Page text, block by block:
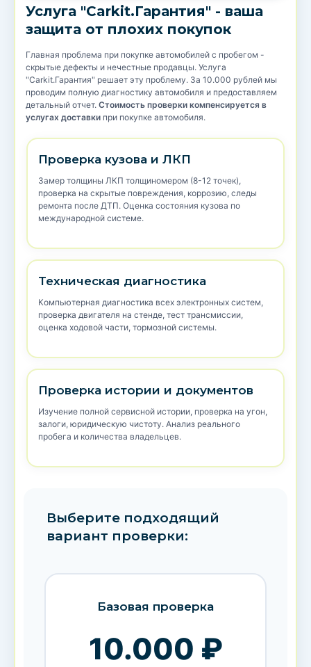
Услуга "Carkit.Гарантия" - ваша
защита от плохих покупок
Главная проблема при покупке автомобилей с пробегом -
скрытые дефекты и нечестные продавцы. Услуга
"Carkit.Гарантия" решает эту проблему. За 10.000 рублей мы
проводим полную диагностику автомобиля и предоставляем
детальный отчет. Стоимость проверки компенсируется в
услугах доставки при покупке автомобиля.
Проверка кузова и ЛКП
Замер толщины ЛКП толщиномером (8-12 точек),
проверка на скрытые повреждения, коррозию, следы
ремонта после ДТП. Оценка состояния кузова по
международной системе.
Техническая диагностика
Компьютерная диагностика всех электронных систем,
проверка двигателя на стенде, тест трансмиссии,
оценка ходовой части, тормозной системы.
Проверка истории и документов
Изучение полной сервисной истории, проверка на угон,
залоги, юридическую чистоту. Анализ реального
пробега и количества владельцев.
Выберите подходящий
вариант проверки:
Базовая проверка
10.000 ₽